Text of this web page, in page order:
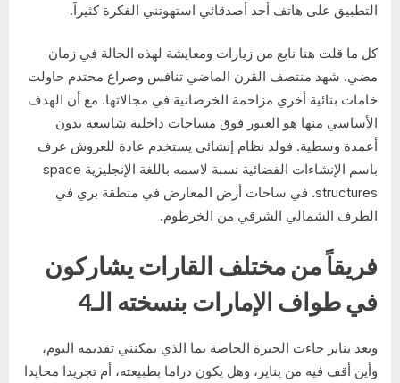
التطبيق على هاتف أحد أصدقائي استهوتني الفكرة كثيراً.
كل ما قلت هنا نابع من زيارات ومعايشة لهذه الحالة في زمان
مضي. شهد منتصف القرن الماضي تنافس وصراع محتدم حاولت
خامات بنائية أخري مزاحمة الخرصانية في مجالاتها. مع أن الهدف
الأساسي منها هو العبور فوق مساحات داخلية شاسعة بدون
أعمدة وسطية. فولد نظام إنشائي يستخدم عادة للعروش عرف
باسم الإنشاءات الفضائية نسبة لاسمه باللغة الإنجليزية space
structures. في ساحات أرض المعارض في منطقة بري في
الطرف الشمالي الشرقي من الخرطوم.
فريقاً من مختلف القارات يشاركون
في طواف الإمارات بنسخته الـ4
وبعد يناير جاءت الحيرة الخاصة بما الذي يمكنني تقديمه اليوم،
وأين أقف فيه من يناير، وهل يكون دراما بطبيعته، أم تجريدا محايدا